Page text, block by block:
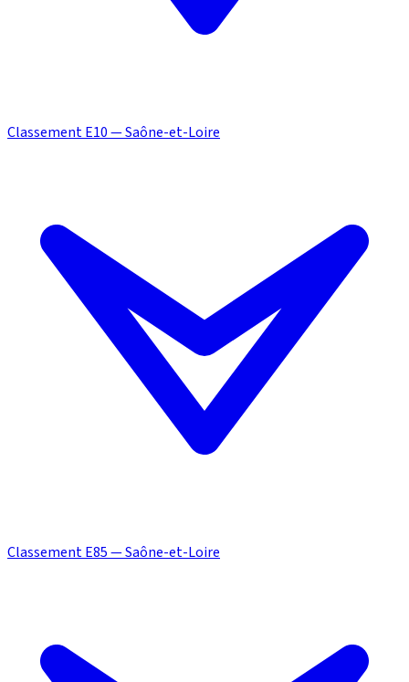
Classement E10 — Saône-et-Loire
Classement E85 — Saône-et-Loire